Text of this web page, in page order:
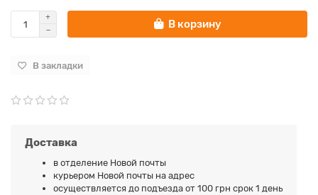
В корзину
В закладки
Доставка
в отделение Новой почты
курьером Новой почты на адрес
осуществляется до подъезда от 100 грн срок 1 день